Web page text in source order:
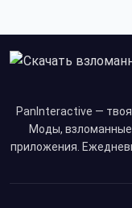
PanInteractive —
Моды,
приложения.